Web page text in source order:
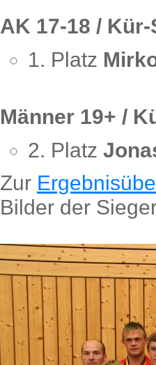
AK 17-18 /
1. Platz
Männer 19+ /
2. Platz
Zur
Bilder der